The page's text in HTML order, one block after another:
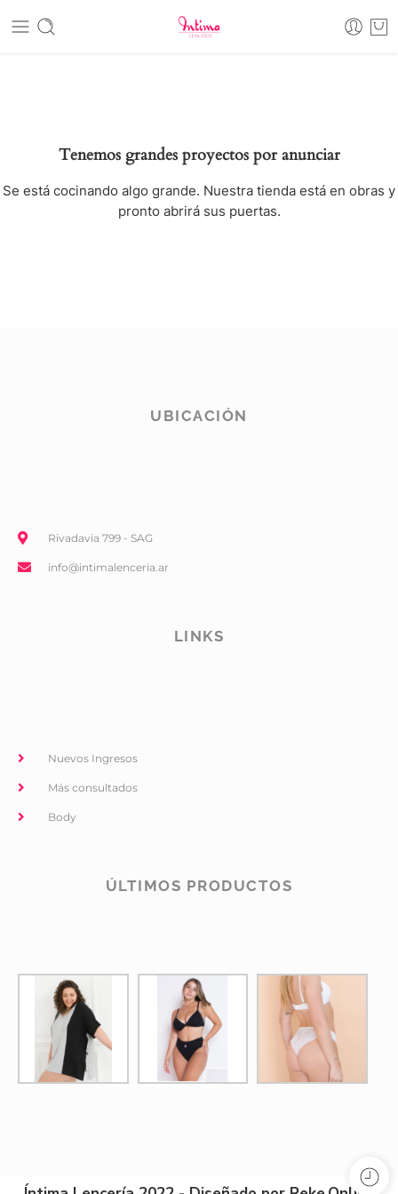
Tenemos grandes proyectos por anunciar
Se está cocinando algo grande. Nuestra tienda está en obras y
pronto abrirá sus puertas.
UBICACIÓN
Rivadavia 799 - SAG
info@intimalenceria.ar
LINKS
Nuevos Ingresos
Más consultados
Body
ÚLTIMOS PRODUCTOS